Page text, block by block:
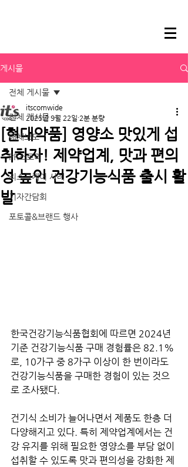
게시물
전체 게시물
매체보도
PR스토리
리스크케어 사례
기자간담회
포토콜&브랜드 행사
전체 게시물
[현대약품] 영양소 맛있게 섭
취하자! 제약업계, 맛과 편의
성 높인 건강기능식품 출시 활
발
itscomwide
2025년 9월 22일 2분 분량
한국건강기능식품협회에 따르면 2024년
기준 건강기능식품 구매 경험률은 82.1%
로, 10가구 중 8가구 이상이 한 번이라도
건강기능식품을 구매한 경험이 있는 것으
로 조사됐다.
건기식 소비가 늘어나면서 제품도 한층 더
다양해지고 있다. 특히 제약업계에서는 건
강 유지를 위해 필요한 영양소를 부담 없이
섭취할 수 있도록 맛과 편의성을 강화한 제